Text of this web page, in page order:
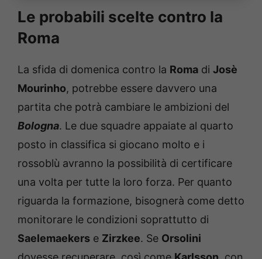
Le probabili scelte contro la
Roma
La sfida di domenica contro la Roma di Josè
Mourinho, potrebbe essere davvero una
partita che potrà cambiare le ambizioni del
Bologna. Le due squadre appaiate al quarto
posto in classifica si giocano molto e i
rossoblù avranno la possibilità di certificare
una volta per tutte la loro forza. Per quanto
riguarda la formazione, bisognerà come detto
monitorare le condizioni soprattutto di
Saelemaekers e Zirzkee. Se Orsolini